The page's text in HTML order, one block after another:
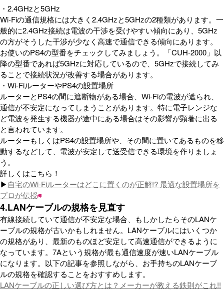
・2.4GHzと5GHz
Wi-Fiの通信規格には大きく2.4GHzと5GHzの2種類があります。一
般的に2.4GHz接続は電波の干渉を受けやすい傾向にあり、5GHz
の方がそうした干渉が少なく高速で通信できる傾向にあります。
お使いのPS4の型番をチェックしてみましょう。「CUH-2000」以
降の型番であれば5GHzに対応しているので、5GHzで接続してみ
ることで接続状況が改善する場合があります。
・Wi-FiルーターやPS4の設置場所
ルーターとPS4の間に遮断物がある場合、Wi-Fiの電波が遮られ、
通信が不安定になってしまうことがあります。特に電子レンジな
ど電波を発生する機器が途中にある場合はその影響が顕著に出る
と言われています。
ルーターもしくはPS4の設置場所や、その間に置いてあるものを移
動するなどして、電波が安定して送受信できる環境を作りましょ
う。
詳しくはこちら！
▶ 自宅のWi-Fiルーターはどこに置くのが正解!? 最適な設置場所を
プロが伝授
4.LANケーブルの規格を見直す
有線接続していて通信が不安定な場合、もしかしたらそのLANケ
ーブルの規格が古いかもしれません。LANケーブルにはいくつか
の規格があり、最新のものほど安定して高速通信ができるように
なっています。7Aという規格が最も通信速度が速いLANケーブル
になります。以下の記事を参照しながら、お手持ちのLANケーブ
ルの規格を確認することをおすすめします。
LANケーブルの正しい選び方とは？メーカーが教える鉄則がこれ!!